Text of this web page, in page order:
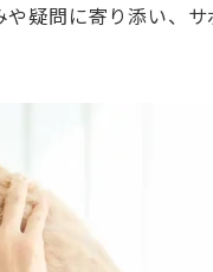
疑問に寄り添い、